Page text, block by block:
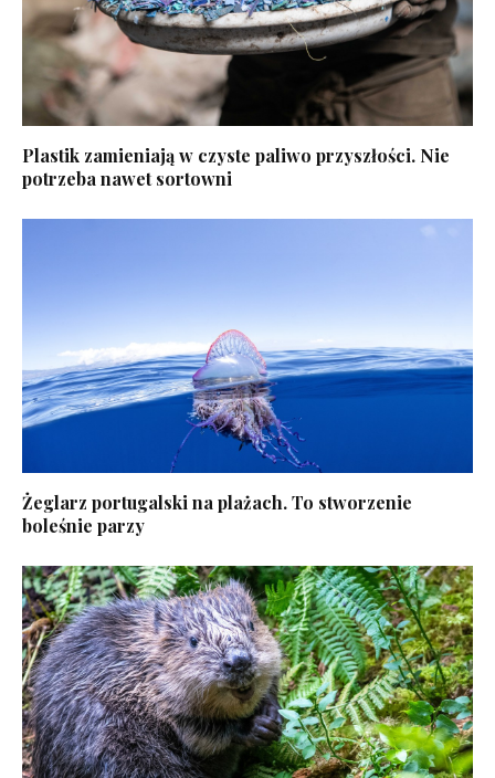
Plastik zamieniają w czyste paliwo przyszłości. Nie
potrzeba nawet sortowni
Żeglarz portugalski na plażach. To stworzenie
boleśnie parzy